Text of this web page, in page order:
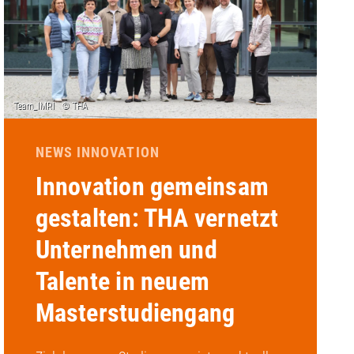
NEWS INNOVATION
Innovation gemeinsam
gestalten: THA vernetzt
Unternehmen und
Talente in neuem
Masterstudiengang